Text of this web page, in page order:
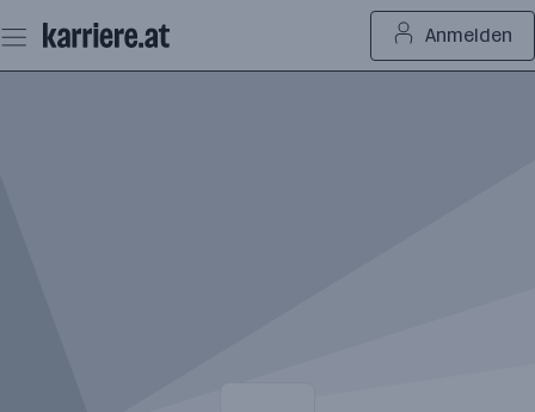
Seiteninhalt
springen
Anmelden